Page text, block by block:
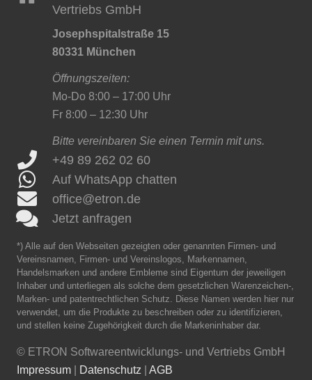
Vertriebs GmbH
Josephspitalstraße 15
80331 München
Öffnungszeiten:
Mo-Do 8:00 – 17:00 Uhr
Fr 8:00 – 12:30 Uhr
Bitte vereinbaren Sie einen Termin mit uns.
+49 89 262 02 60
Auf WhatsApp chatten
office@etron.de
Jetzt anfragen
*) Alle auf den Webseiten gezeigten oder genannten Firmen- und
Vereinsnamen, Firmen- und Vereinslogos, Markennamen,
Handelsmarken und andere Embleme sind Eigentum der jeweiligen
Inhaber und unterliegen als solche dem gesetzlichen Warenzeichen-,
Marken- und patentrechtlichen Schutz. Diese Namen werden hier nur
verwendet, um die Produkte zu beschreiben oder zu identifizieren,
und stellen keine Zugehörigkeit durch die Markeninhaber dar.
© ETRON Softwareentwicklungs- und Vertriebs GmbH
Impressum
Datenschutz AGB